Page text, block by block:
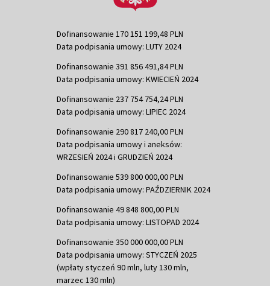
Dofinansowanie 170 151 199,48 PLN
Data podpisania umowy: LUTY 2024
Dofinansowanie 391 856 491,84 PLN
Data podpisania umowy: KWIECIEŃ 2024
Dofinansowanie 237 754 754,24 PLN
Data podpisania umowy: LIPIEC 2024
Dofinansowanie 290 817 240,00 PLN
Data podpisania umowy i aneksów:
WRZESIEŃ 2024 i GRUDZIEŃ 2024
Dofinansowanie 539 800 000,00 PLN
Data podpisania umowy: PAŹDZIERNIK 2024
Dofinansowanie 49 848 800,00 PLN
Data podpisania umowy: LISTOPAD 2024
Dofinansowanie 350 000 000,00 PLN
Data podpisania umowy: STYCZEŃ 2025
(wpłaty styczeń 90 mln, luty 130 mln,
marzec 130 mln)